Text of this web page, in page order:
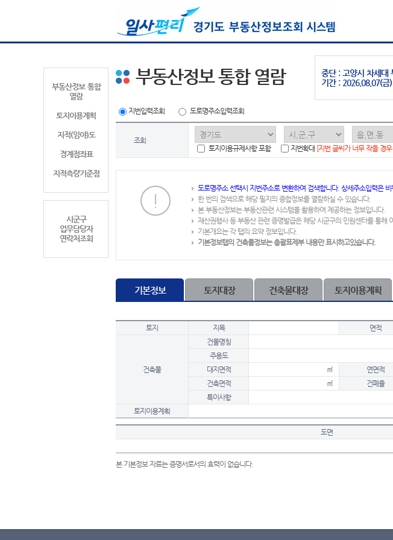
부동산정보 통합
열람
토지이용계획
지적(임야)도
경계점좌표
지적측량기준점
시군구
업무담당자
연락처조회
중단 : 고양시 차세대
기간 : 2026.08.07(
부동산정보 통합 열람
지번입력조회 도로명주소입력조회
조회
토지이용규제사항 포함
지번확대 [지번 글씨가 너무 작을 경
도로명주소 선택시 지번주소로 변환하여 검색합니다. 상세주소입력은
한 번의 검색으로 해당 필지의 종합정보를 열람하실 수 있습니다.
본 부동산정보는 부동산관련 시스템을 활용하여 제공하는 정보입니다.
재산권행사 등 부동산 관련 증명발급은 해당 시군구의 민원센터를 통해
기본개요는 각 탭의 요약 정보입니다.
기본정보탭의 건축물정보는 총괄표제부 내용만 표시하고있습니다.
기본정보 토지대장 건축물대장 토지이용계획
토지 지목 면적
건축물
건물명칭
주용도
대지면적
㎡ 연면적
건축면적
㎡ 건폐율
특이사항
토지이용계획
도면
본 기본정보 자료는 증명서로서의 효력이 없습니다.